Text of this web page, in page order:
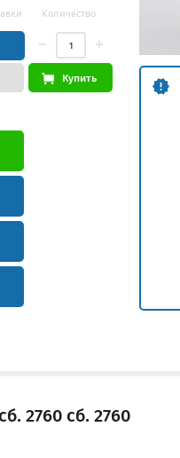
Количество
Купить
2760 сб. 2760